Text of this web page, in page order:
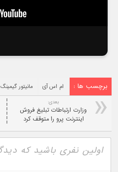
برچسب ها : ام اس آی مانیتور گیمینگ
بعدی:
وزارت ارتباطات تبلیغ فروش
اینترنت پرو را متوقف کرد